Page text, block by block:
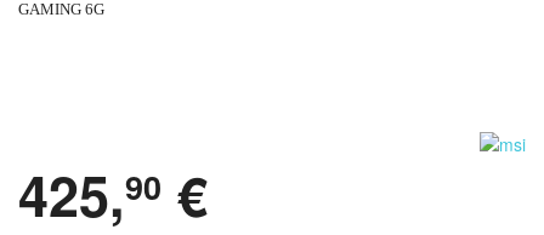
GAMING 6G
425,90 €